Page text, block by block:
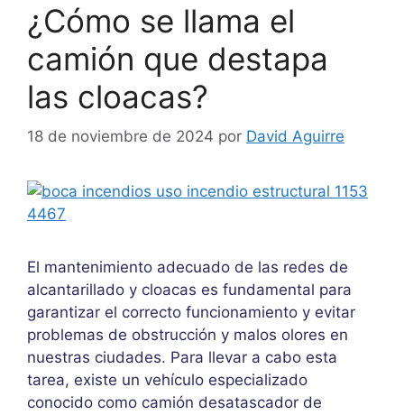
¿Cómo se llama el
camión que destapa
las cloacas?
18 de noviembre de 2024 por David Aguirre
El mantenimiento adecuado de las redes de
alcantarillado y cloacas es fundamental para
garantizar el correcto funcionamiento y evitar
problemas de obstrucción y malos olores en
nuestras ciudades. Para llevar a cabo esta
tarea, existe un vehículo especializado
conocido como camión desatascador de